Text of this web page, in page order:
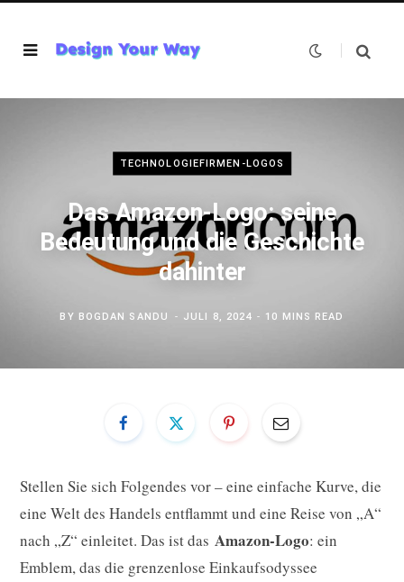
TECHNOLOGIEFIRMEN-LOGOS
Das Amazon-Logo: seine
Bedeutung und die Geschichte
dahinter
BY BOGDAN SANDU JULI 8, 2024 10 MINS READ
Stellen Sie sich Folgendes vor – eine einfache Kurve, die
eine Welt des Handels entflammt und eine Reise von „A“
nach „Z“ einleitet. Das ist das Amazon-Logo: ein
Emblem, das die grenzenlose Einkaufsodyssee